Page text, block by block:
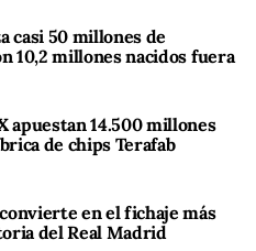
casi 50 millones de
10,2 millones nacidos fuera
apuestan 14.500 millones
de chips Terafab
en el fichaje más
del Real Madrid